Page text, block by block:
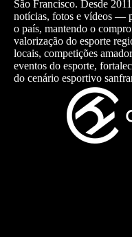
São Francisco. Desde
notícias, fotos e vídeos —
o país, mantendo o
valorização do esporte
locais, competições
eventos do esporte,
do cenário esportivo